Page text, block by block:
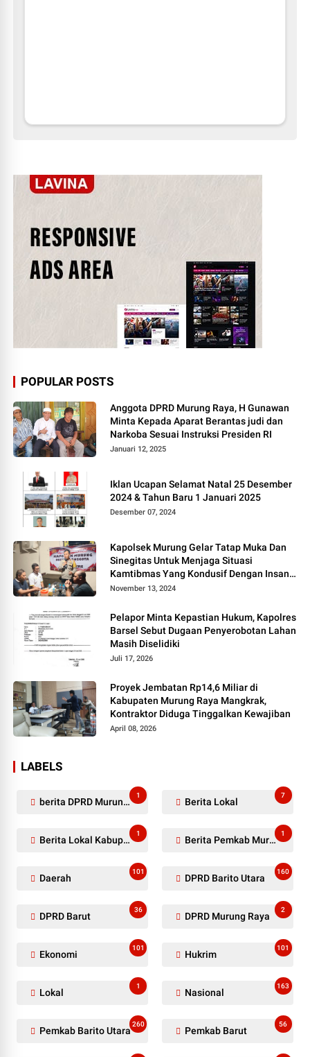
POPULAR POSTS
Anggota DPRD Murung Raya, H Gunawan
Minta Kepada Aparat Berantas judi dan
Narkoba Sesuai Instruksi Presiden RI
Januari 12, 2025
Iklan Ucapan Selamat Natal 25 Desember
2024 & Tahun Baru 1 Januari 2025
Desember 07, 2024
Kapolsek Murung Gelar Tatap Muka Dan
Sinegitas Untuk Menjaga Situasi
Kamtibmas Yang Kondusif Dengan Insan
Pers
November 13, 2024
Pelapor Minta Kepastian Hukum, Kapolres
Barsel Sebut Dugaan Penyerobotan Lahan
Masih Diselidiki
Juli 17, 2026
Proyek Jembatan Rp14,6 Miliar di
Kabupaten Murung Raya Mangkrak,
Kontraktor Diduga Tinggalkan Kewajiban
April 08, 2026
LABELS
berita DPRD Murung Raya
1
Berita Lokal
7
Berita Lokal Kabupaten Barito Utara
1
Berita Pemkab Murung Raya
1
Daerah
101
DPRD Barito Utara
160
DPRD Barut
36
DPRD Murung Raya
2
Ekonomi
101
Hukrim
101
Lokal
1
Nasional
163
Pemkab Barito Utara
260
Pemkab Barut
56